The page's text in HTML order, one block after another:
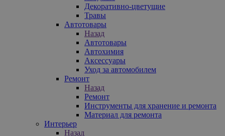
Декоративно-цветущие
Травы
Автотовары
Назад
Автотовары
Автохимия
Аксессуары
Уход за автомобилем
Ремонт
Назад
Ремонт
Инструменты для хранение и ремонта
Материал для ремонта
Интерьер
Назад